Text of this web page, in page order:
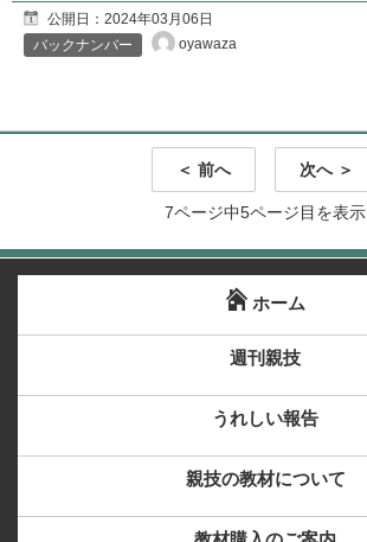
公開日： 2024年03月06日
バックナンバー
oyawaza
＜ 前へ 次へ ＞
7ページ中5ページ目を表示
ホーム
週刊親技
うれしい報告
親技の教材について